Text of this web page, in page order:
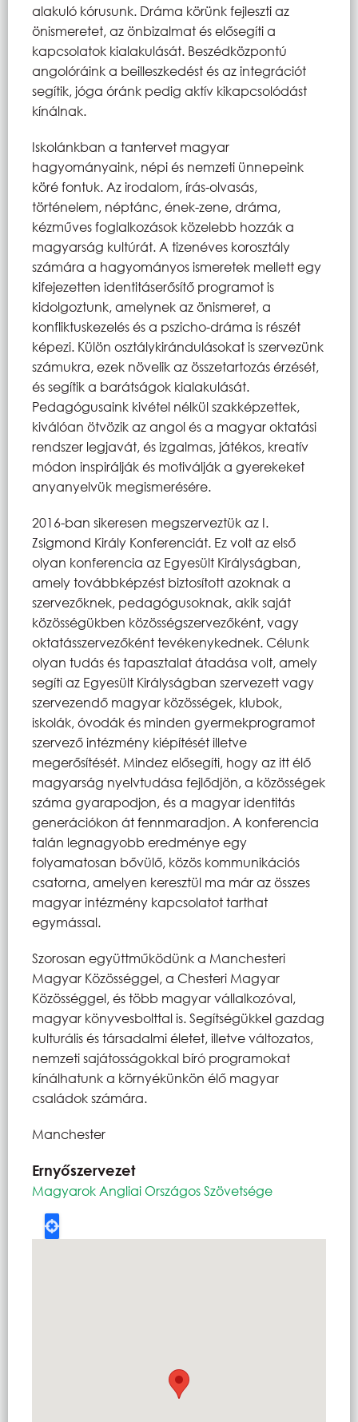
alakuló kórusunk. Dráma körünk fejleszti az
önismeretet, az önbizalmat és elősegíti a
kapcsolatok kialakulását. Beszédközpontú
angolóráink a beilleszkedést és az integrációt
segítik, jóga óránk pedig aktív kikapcsolódást
kínálnak.
Iskolánkban a tantervet magyar
hagyományaink, népi és nemzeti ünnepeink
köré fontuk. Az irodalom, írás-olvasás,
történelem, néptánc, ének-zene, dráma,
kézműves foglalkozások közelebb hozzák a
magyarság kultúrát. A tizenéves korosztály
számára a hagyományos ismeretek mellett egy
kifejezetten identitáserősítő programot is
kidolgoztunk, amelynek az önismeret, a
konfliktuskezelés és a pszicho-dráma is részét
képezi. Külön osztálykirándulásokat is szervezünk
számukra, ezek növelik az összetartozás érzését,
és segítik a barátságok kialakulását.
Pedagógusaink kivétel nélkül szakképzettek,
kiválóan ötvözik az angol és a magyar oktatási
rendszer legjavát, és izgalmas, játékos, kreatív
módon inspirálják és motiválják a gyerekeket
anyanyelvük megismerésére.
2016-ban sikeresen megszerveztük az I.
Zsigmond Király Konferenciát. Ez volt az első
olyan konferencia az Egyesült Királyságban,
amely továbbképzést biztosított azoknak a
szervezőknek, pedagógusoknak, akik saját
közösségükben közösségszervezőként, vagy
oktatásszervezőként tevékenykednek. Célunk
olyan tudás és tapasztalat átadása volt, amely
segíti az Egyesült Királyságban szervezett vagy
szervezendő magyar közösségek, klubok,
iskolák, óvodák és minden gyermekprogramot
szervező intézmény kiépítését illetve
megerősítését. Mindez elősegíti, hogy az itt élő
magyarság nyelvtudása fejlődjön, a közösségek
száma gyarapodjon, és a magyar identitás
generációkon át fennmaradjon. A konferencia
talán legnagyobb eredménye egy
folyamatosan bővülő, közös kommunikációs
csatorna, amelyen keresztül ma már az összes
magyar intézmény kapcsolatot tarthat
egymással.
Szorosan együttműködünk a Manchesteri
Magyar Közösséggel, a Chesteri Magyar
Közösséggel, és több magyar vállalkozóval,
magyar könyvesbolttal is. Segítségükkel gazdag
kulturális és társadalmi életet, illetve változatos,
nemzeti sajátosságokkal bíró programokat
kínálhatunk a környékünkön élő magyar
családok számára.
Manchester
Ernyőszervezet
Magyarok Angliai Országos Szövetsége